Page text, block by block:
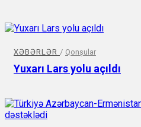
XƏBƏRLƏR / Qonşular
Yuxarı Lars yolu açıldı